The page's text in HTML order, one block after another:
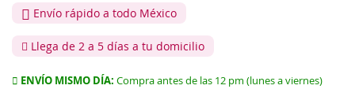
Envío rápido a todo México
Llega de 2 a 5 días a tu domicilio
ENVÍO MISMO DÍA: Compra antes de las 12 pm (lunes a viernes)